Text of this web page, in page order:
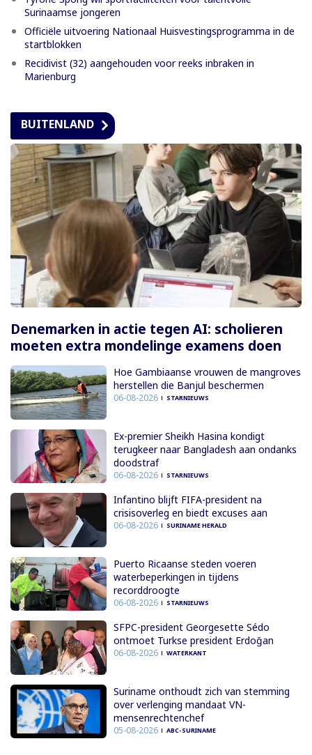
Surinaamse jongeren
Officiële uitvoering Nationaal Huisvestingsprogramma in de
startblokken
Recidivist (32) aangehouden voor reeks inbraken in
Marienburg
BUITENLAND
Denemarken in actie tegen AI: scholieren
moeten extra mondelinge examens doen
Hoe Gambiaanse vrouwen de mangroves
herstellen die Banjul beschermen
06-08-2026 STARNIEUWS
Ex-premier Sheikh Hasina kondigt
terugkeer naar Bangladesh aan ondanks
doodstraf
06-08-2026 STARNIEUWS
Infantino blijft FIFA-president na
crisisoverleg en biedt excuses aan
06-08-2026 SURINAME HERALD
Puerto Ricaanse steden voeren
waterbeperkingen in tijdens
recorddroogte
06-08-2026 STARNIEUWS
SFPC-president Georgesette Sédo
ontmoet Turkse president Erdoğan
06-08-2026 WATERKANT
Suriname onthoudt zich van stemming
over verlenging mandaat VN-
mensenrechtenchef
05-08-2026 ABC-SURINAME